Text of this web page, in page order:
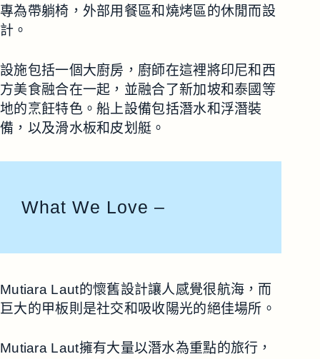
專為帶躺椅，外部用餐區和燒烤區的休閒而設
計。
設施包括一個大廚房，廚師在這裡將印尼和西
方美食融合在一起，並融合了新加坡和泰國等
地的烹飪特色。船上設備包括潛水和浮潛裝
備，以及滑水板和皮划艇。
What We Love –
Mutiara Laut的懷舊設計讓人感覺很航海，而
巨大的甲板則是社交和吸收陽光的絕佳場所。
Mutiara Laut擁有大量以潛水為重點的旅行，